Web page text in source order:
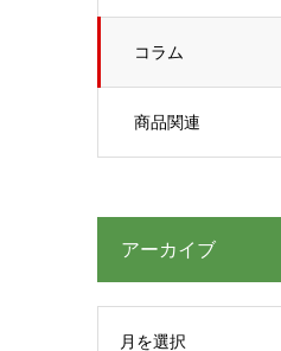
コラム
商品関連
アーカイブ